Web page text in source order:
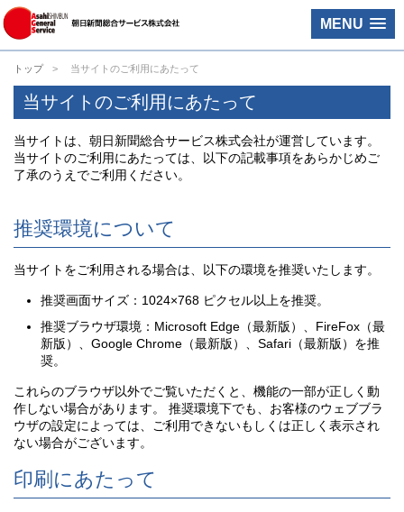
MENU
トップ 当サイトのご利用にあたって
当サイトのご利用にあたって
当サイトは、朝日新聞総合サービス株式会社が運営しています。
当サイトのご利用にあたっては、以下の記載事項をあらかじめご
了承のうえでご利用ください。
推奨環境について
当サイトをご利用される場合は、以下の環境を推奨いたします。
推奨画面サイズ：1024×768 ピクセル以上を推奨。
推奨ブラウザ環境：Microsoft Edge（最新版）、FireFox（最
新版）、Google Chrome（最新版）、Safari（最新版）を推
奨。
これらのブラウザ以外でご覧いただくと、機能の一部が正しく動
作しない場合があります。 推奨環境下でも、お客様のウェブブラ
ウザの設定によっては、ご利用できないもしくは正しく表示され
ない場合がございます。
印刷にあたって